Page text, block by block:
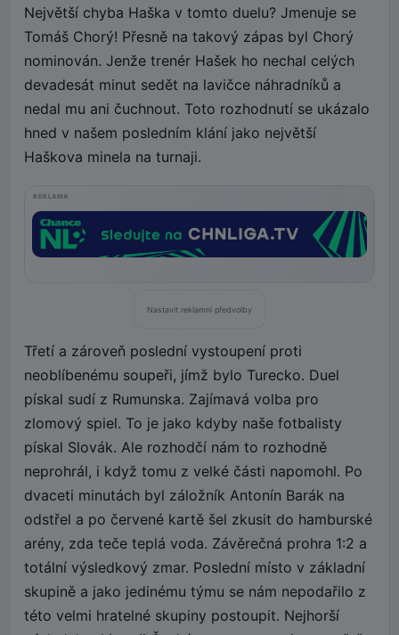
Největší chyba Haška v tomto duelu? Jmenuje se
Tomáš Chorý! Přesně na takový zápas byl Chorý
nominován. Jenže trenér Hašek ho nechal celých
devadesát minut sedět na lavičce náhradníků a
nedal mu ani čuchnout. Toto rozhodnutí se ukázalo
hned v našem posledním klání jako největší
Haškova minela na turnaji.
REKLAMA
Nastavit reklamní předvolby
Třetí a zároveň poslední vystoupení proti
neoblíbenému soupeři, jímž bylo Turecko. Duel
pískal sudí z Rumunska. Zajímavá volba pro
zlomový spiel. To je jako kdyby naše fotbalisty
pískal Slovák. Ale rozhodčí nám to rozhodně
neprohrál, i když tomu z velké části napomohl. Po
dvaceti minutách byl záložník Antonín Barák na
odstřel a po červené kartě šel zkusit do hamburské
arény, zda teče teplá voda. Závěrečná prohra 1:2 a
totální výsledkový zmar. Poslední místo v základní
skupině a jako jedinému týmu se nám nepodařilo z
této velmi hratelné skupiny postoupit. Nejhorší